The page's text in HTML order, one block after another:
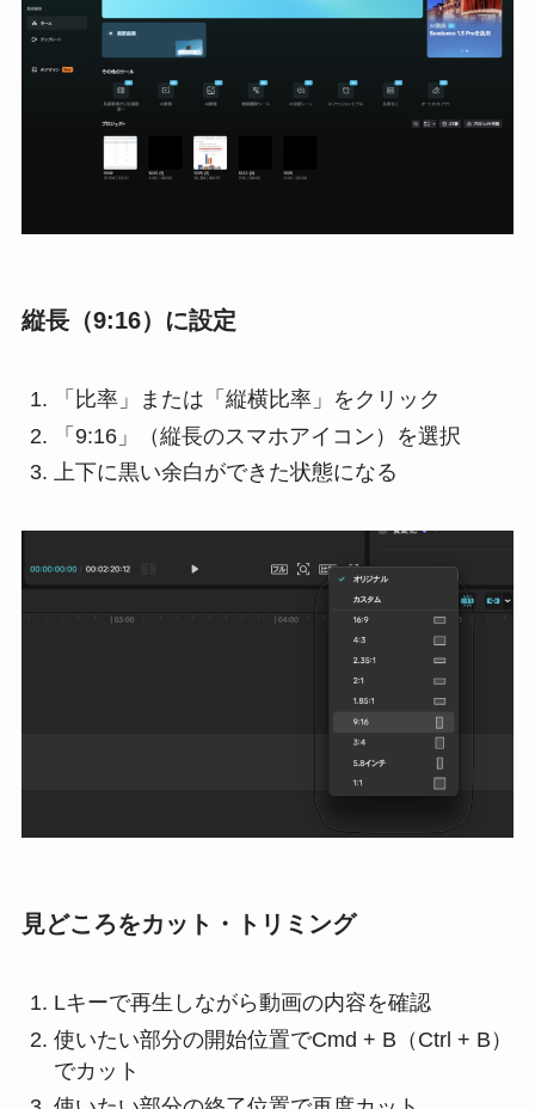
縦長（9:16）に設定
「比率」または「縦横比率」をクリック
「9:16」（縦長のスマホアイコン）を選択
上下に黒い余白ができた状態になる
見どころをカット・トリミング
Lキーで再生しながら動画の内容を確認
使いたい部分の開始位置でCmd + B（Ctrl + B）
でカット